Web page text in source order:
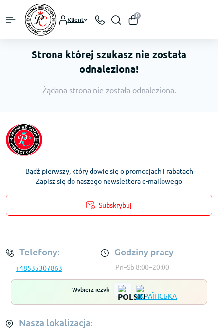
Klient
0
Strona której szukasz nie została
odnaleziona!
Żądana strona nie została odnaleziona.
Bądź pierwszy, który dowie się o promocjach i rabatach
Zapisz się do naszego newslettera e-mailowego
Subskrybuj
Telefony:
+48535307863
Godziny pracy
Pn–Sb 8:00–20:00
Wybierz język
Nasza lokalizacja: